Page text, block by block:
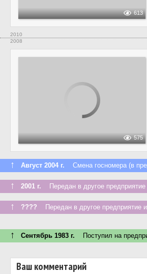
613
2010
2008
575
↑ Август 2004 г. Смена госномера (в
↑ 2001 г. Передан в другое предприятие
↑ ???? Передан в другое предприятие
↑ Сентябрь 1983 г. Поступил на
Ваш комментарий